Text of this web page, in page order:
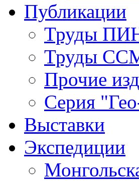
Публикации
Труды
Труды
Прочие
Серия
Выставки
Экспедиции